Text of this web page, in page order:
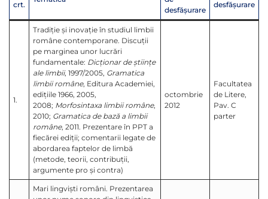
crt.
desfăşurare
desfăşurare
1.
Tradiţie şi inovaţie în studiul limbii
române contemporane. Discuţii
pe marginea unor lucrări
fundamentale: Dicţionar de ştiinţe
ale limbii, 1997/2005, Gramatica
limbii române, Editura Academiei,
ediţiile 1966, 2005,
2008; Morfosintaxa limbii române,
2010; Gramatica de bază a limbii
române, 2011. Prezentare în PPT a
fiecărei ediţii; comentarii legate de
abordarea faptelor de limbă
(metode, teorii, contribuţii,
argumente pro şi contra)
octombrie
2012
Facultatea
de Litere,
Pav. C
parter
Mari lingvişti români. Prezentarea